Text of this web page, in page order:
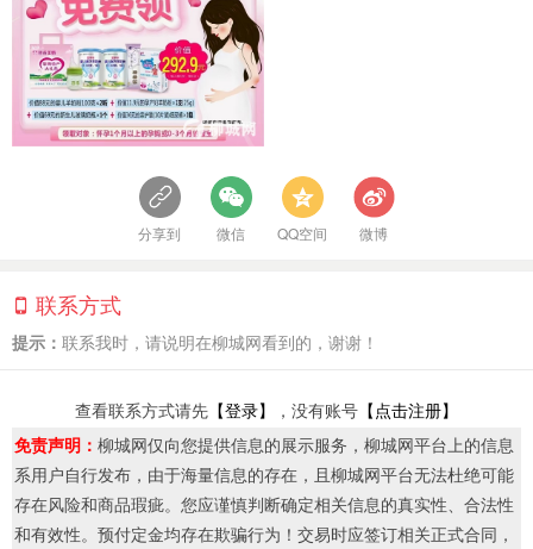
分享到 微信 QQ空间 微博
联系方式
提示： 联系我时，请说明在柳城网看到的，谢谢！
查看联系方式请先 【登录】 ，没有账号 【点击注册】
免责声明： 柳城网仅向您提供信息的展示服务，柳城网平台上的信息
系用户自行发布，由于海量信息的存在，且柳城网平台无法杜绝可能
存在风险和商品瑕疵。您应谨慎判断确定相关信息的真实性、合法性
和有效性。预付定金均存在欺骗行为！交易时应签订相关正式合同，